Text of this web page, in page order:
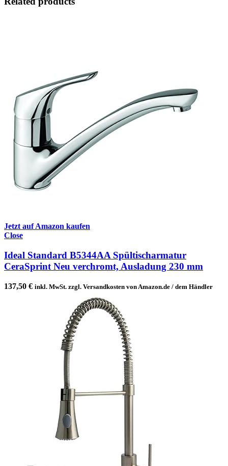
Jetzt auf Amazon kaufen
Close
Ideal Standard B5344AA Spültischarmatur
CeraSprint Neu verchromt, Ausladung 230 mm
137,50 € inkl. MwSt. zzgl. Versandkosten von Amazon.de / dem Händler